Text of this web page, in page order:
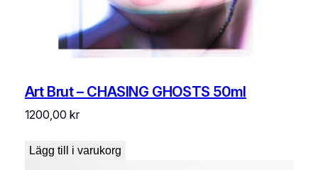
Art Brut – CHASING GHOSTS 50ml
1200,00 kr
Lägg till i varukorg